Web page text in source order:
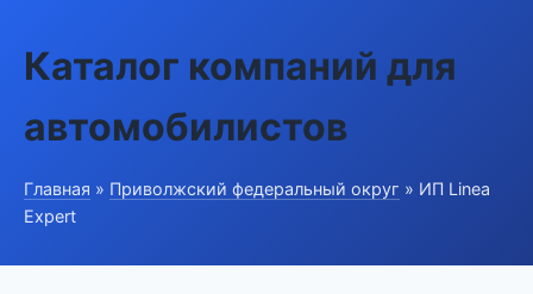
Каталог компаний для
автомобилистов
Главная » Приволжский федеральный округ » ИП Linea
Expert